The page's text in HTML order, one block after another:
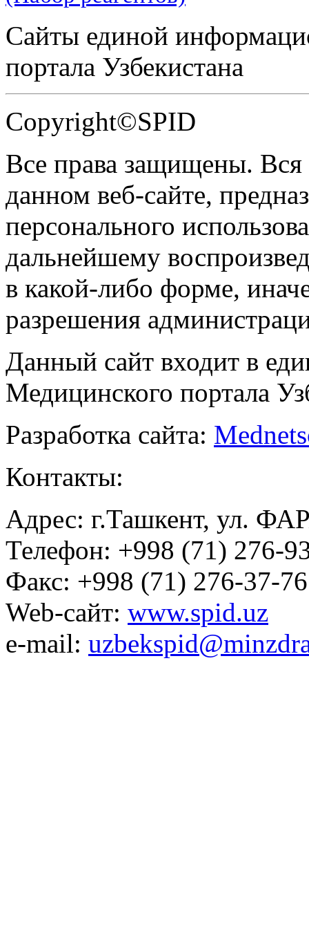
Сайты единой
портала Узбекистана
Copyright©SPID
Все права защищены.
данном веб-сайте,
персонального
дальнейшему
в какой-либо форме,
разрешения
Данный сайт входит в
Медицинского портала
Разработка сайта:
Контакты:
Адрес: г.Ташкент, ул.
Телефон: +998 (71) 276-
Факс: +998 (71) 276-37-76
Web-сайт: www.spid.uz
e-mail: